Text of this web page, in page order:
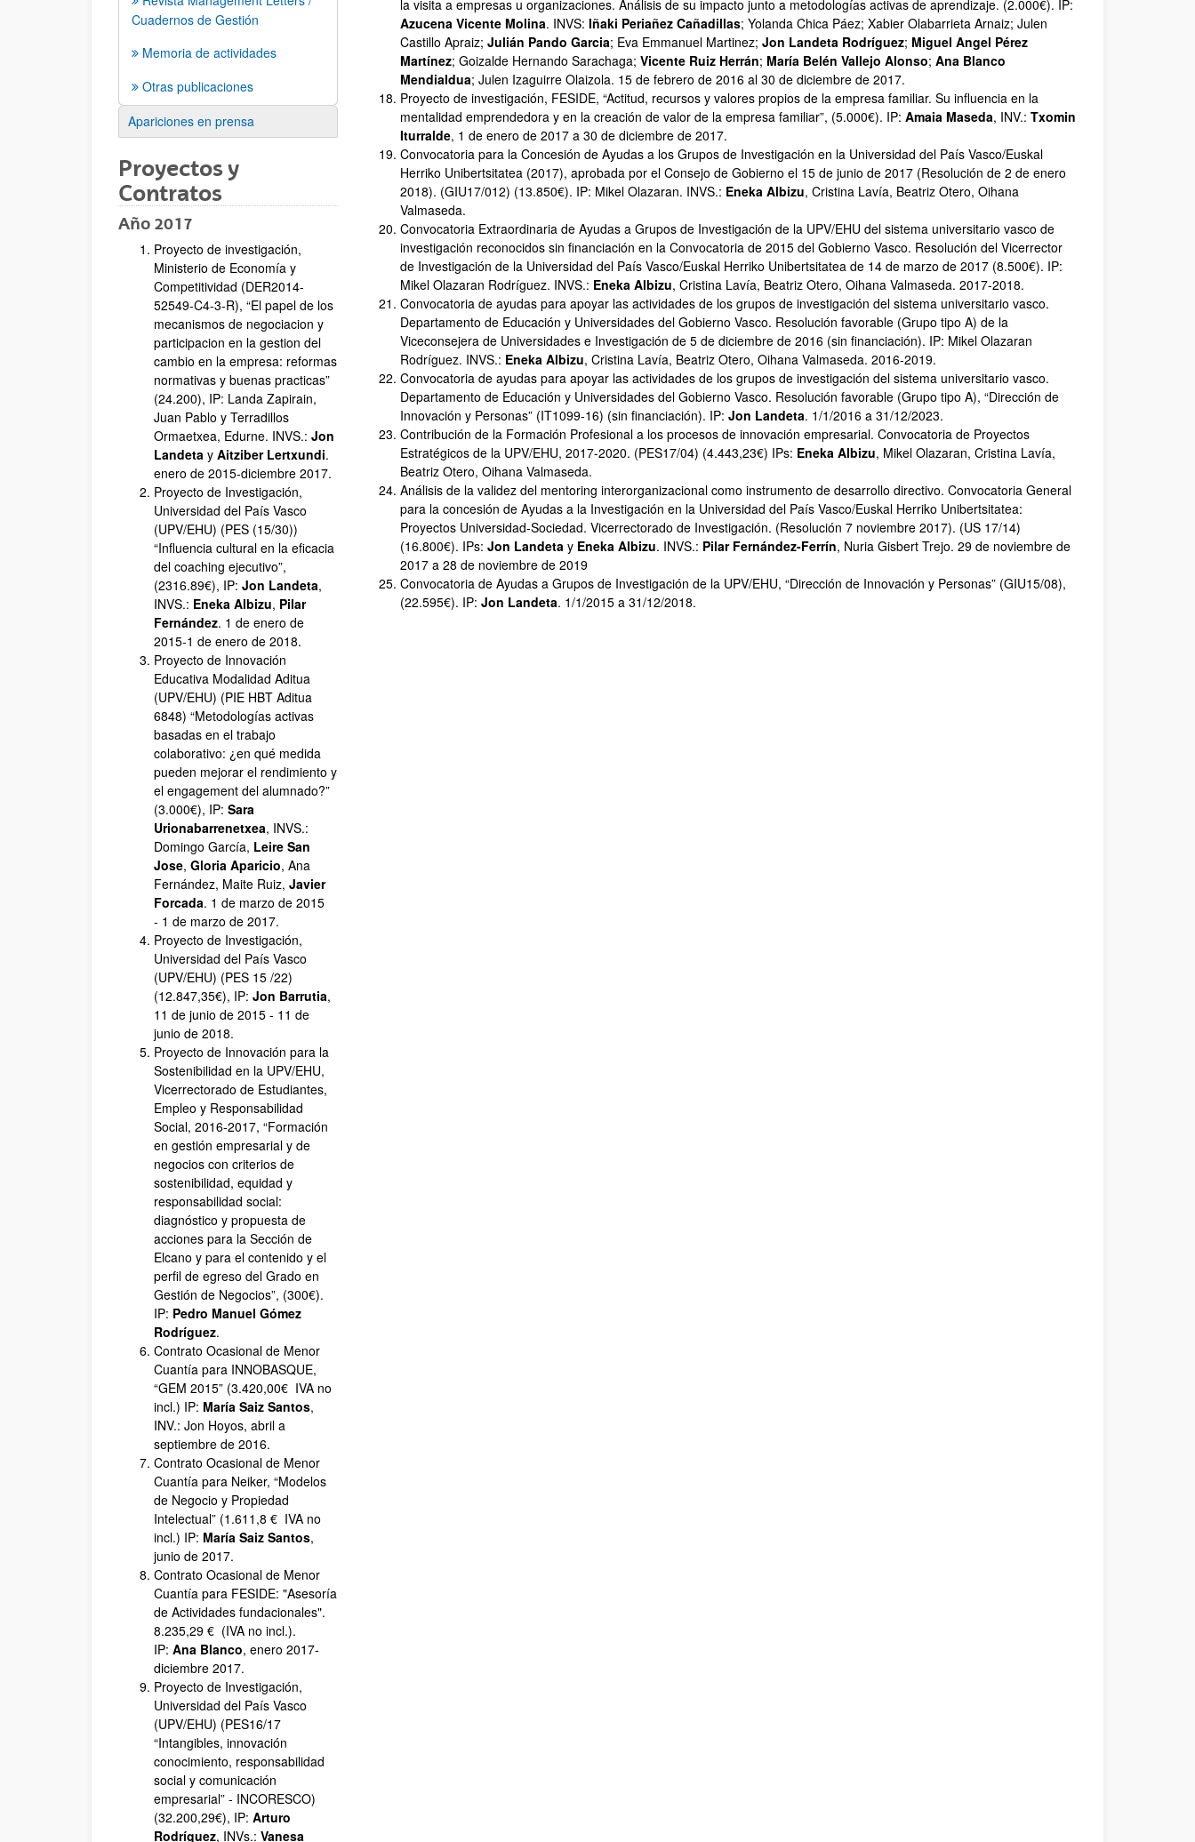
Cuadernos de Gestión
Memoria de actividades
Otras publicaciones
Apariciones en prensa
Proyectos y
Contratos
Año 2017
Proyecto de investigación,
Ministerio de Economía y
Competitividad (DER2014-
52549-C4-3-R), “El papel de los
mecanismos de negociacion y
participacion en la gestion del
cambio en la empresa: reformas
normativas y buenas practicas”
(24.200), IP: Landa Zapirain,
Juan Pablo y Terradillos
Ormaetxea, Edurne. INVS.: Jon
Landeta y Aitziber Lertxundi.
enero de 2015-diciembre 2017.
Proyecto de Investigación,
Universidad del País Vasco
(UPV/EHU) (PES (15/30))
“Influencia cultural en la eficacia
del coaching ejecutivo”,
(2316.89€), IP: Jon Landeta,
INVS.: Eneka Albizu, Pilar
Fernández. 1 de enero de
2015-1 de enero de 2018.
Proyecto de Innovación
Educativa Modalidad Aditua
(UPV/EHU) (PIE HBT Aditua
6848) “Metodologías activas
basadas en el trabajo
colaborativo: ¿en qué medida
pueden mejorar el rendimiento y
el engagement del alumnado?”
(3.000€), IP: Sara
Urionabarrenetxea, INVS.:
Domingo García, Leire San
Jose, Gloria Aparicio, Ana
Fernández, Maite Ruiz, Javier
Forcada. 1 de marzo de 2015
- 1 de marzo de 2017.
Proyecto de Investigación,
Universidad del País Vasco
(UPV/EHU) (PES 15 /22)
(12.847,35€), IP: Jon Barrutia,
11 de junio de 2015 - 11 de
junio de 2018.
Proyecto de Innovación para la
Sostenibilidad en la UPV/EHU,
Vicerrectorado de Estudiantes,
Empleo y Responsabilidad
Social, 2016-2017, “Formación
en gestión empresarial y de
negocios con criterios de
sostenibilidad, equidad y
responsabilidad social:
diagnóstico y propuesta de
acciones para la Sección de
Elcano y para el contenido y el
perfil de egreso del Grado en
Gestión de Negocios”, (300€).
IP: Pedro Manuel Gómez
Rodríguez.
Contrato Ocasional de Menor
Cuantía para INNOBASQUE,
“GEM 2015” (3.420,00€ IVA no
incl.) IP: María Saiz Santos,
INV.: Jon Hoyos, abril a
septiembre de 2016.
Contrato Ocasional de Menor
Cuantía para Neiker, “Modelos
de Negocio y Propiedad
Intelectual” (1.611,8 € IVA no
incl.) IP: María Saiz Santos,
junio de 2017.
Contrato Ocasional de Menor
Cuantía para FESIDE: "Asesoría
de Actividades fundacionales".
8.235,29 € (IVA no incl.).
IP: Ana Blanco, enero 2017-
diciembre 2017.
Proyecto de Investigación,
Universidad del País Vasco
(UPV/EHU) (PES16/17
“Intangibles, innovación
conocimiento, responsabilidad
social y comunicación
empresarial” - INCORESCO)
(32.200,29€), IP: Arturo
Rodríguez, INVs.: Vanesa
la visita a empresas u organizaciones. Análisis de su impacto junto a metodologías activas de aprendizaje. (2.000€). IP:
Azucena Vicente Molina. INVS: Iñaki Periañez Cañadillas; Yolanda Chica Páez; Xabier Olabarrieta Arnaiz; Julen
Castillo Apraiz; Julián Pando Garcia; Eva Emmanuel Martinez; Jon Landeta Rodríguez; Miguel Angel Pérez
Martínez; Goizalde Hernando Sarachaga; Vicente Ruiz Herrán; María Belén Vallejo Alonso; Ana Blanco
Mendialdua; Julen Izaguirre Olaizola. 15 de febrero de 2016 al 30 de diciembre de 2017.
Proyecto de investigación, FESIDE, “Actitud, recursos y valores propios de la empresa familiar. Su influencia en la
mentalidad emprendedora y en la creación de valor de la empresa familiar”, (5.000€). IP: Amaia Maseda, INV.: Txomin
Iturralde, 1 de enero de 2017 a 30 de diciembre de 2017.
Convocatoria para la Concesión de Ayudas a los Grupos de Investigación en la Universidad del País Vasco/Euskal
Herriko Unibertsitatea (2017), aprobada por el Consejo de Gobierno el 15 de junio de 2017 (Resolución de 2 de enero
2018). (GIU17/012) (13.850€). IP: Mikel Olazaran. INVS.: Eneka Albizu, Cristina Lavía, Beatriz Otero, Oihana
Valmaseda.
Convocatoria Extraordinaria de Ayudas a Grupos de Investigación de la UPV/EHU del sistema universitario vasco de
investigación reconocidos sin financiación en la Convocatoria de 2015 del Gobierno Vasco. Resolución del Vicerrector
de Investigación de la Universidad del País Vasco/Euskal Herriko Unibertsitatea de 14 de marzo de 2017 (8.500€). IP:
Mikel Olazaran Rodríguez. INVS.: Eneka Albizu, Cristina Lavía, Beatriz Otero, Oihana Valmaseda. 2017-2018.
Convocatoria de ayudas para apoyar las actividades de los grupos de investigación del sistema universitario vasco.
Departamento de Educación y Universidades del Gobierno Vasco. Resolución favorable (Grupo tipo A) de la
Viceconsejera de Universidades e Investigación de 5 de diciembre de 2016 (sin financiación). IP: Mikel Olazaran
Rodríguez. INVS.: Eneka Albizu, Cristina Lavía, Beatriz Otero, Oihana Valmaseda. 2016-2019.
Convocatoria de ayudas para apoyar las actividades de los grupos de investigación del sistema universitario vasco.
Departamento de Educación y Universidades del Gobierno Vasco. Resolución favorable (Grupo tipo A), “Dirección de
Innovación y Personas” (IT1099-16) (sin financiación). IP: Jon Landeta. 1/1/2016 a 31/12/2023.
Contribución de la Formación Profesional a los procesos de innovación empresarial. Convocatoria de Proyectos
Estratégicos de la UPV/EHU, 2017-2020. (PES17/04) (4.443,23€) IPs: Eneka Albizu, Mikel Olazaran, Cristina Lavía,
Beatriz Otero, Oihana Valmaseda.
Análisis de la validez del mentoring interorganizacional como instrumento de desarrollo directivo. Convocatoria General
para la concesión de Ayudas a la Investigación en la Universidad del País Vasco/Euskal Herriko Unibertsitatea:
Proyectos Universidad-Sociedad. Vicerrectorado de Investigación. (Resolución 7 noviembre 2017). (US 17/14)
(16.800€). IPs: Jon Landeta y Eneka Albizu. INVS.: Pilar Fernández-Ferrín, Nuria Gisbert Trejo. 29 de noviembre de
2017 a 28 de noviembre de 2019
Convocatoria de Ayudas a Grupos de Investigación de la UPV/EHU, “Dirección de Innovación y Personas” (GIU15/08),
(22.595€). IP: Jon Landeta. 1/1/2015 a 31/12/2018.